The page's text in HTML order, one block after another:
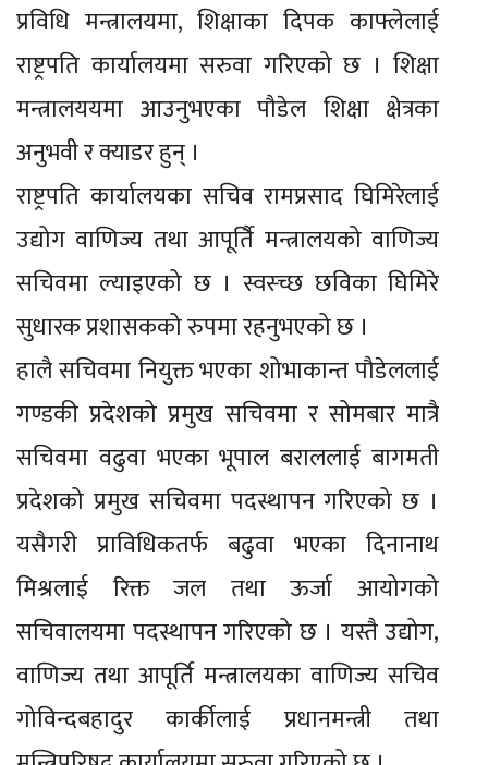
प्रविधि मन्त्रालयमा, शिक्षाका दिपक काफ्लेलाई
राष्ट्रपति कार्यालयमा सरुवा गरिएको छ । शिक्षा
मन्त्रालययमा आउनुभएका पौडेल शिक्षा क्षेत्रका
अनुभवी र क्याडर हुन् ।
राष्ट्रपति कार्यालयका सचिव रामप्रसाद घिमिरेलाई
उद्योग वाणिज्य तथा आपूर्तिै मन्त्रालयको वाणिज्य
सचिवमा ल्याइएको छ । स्वस्च्छ छविका घिमिरे
सुधारक प्रशासकको रुपमा रहनुभएको छ ।
हालै सचिवमा नियुक्त भएका शोभाकान्त पौडेललाई
गण्डकी प्रदेशको प्रमुख सचिवमा र सोमबार मात्रै
सचिवमा वढुवा भएका भूपाल बराललाई बागमती
प्रदेशको प्रमुख सचिवमा पदस्थापन गरिएको छ ।
यसैगरी प्राविधिकतर्फ बढुवा भएका दिनानाथ
मिश्रलाई रिक्त जल तथा ऊर्जा आयोगको
सचिवालयमा पदस्थापन गरिएको छ । यस्तै उद्योग,
वाणिज्य तथा आपूर्ति मन्त्रालयका वाणिज्य सचिव
गोविन्दबहादुर कार्कीलाई प्रधानमन्त्री तथा